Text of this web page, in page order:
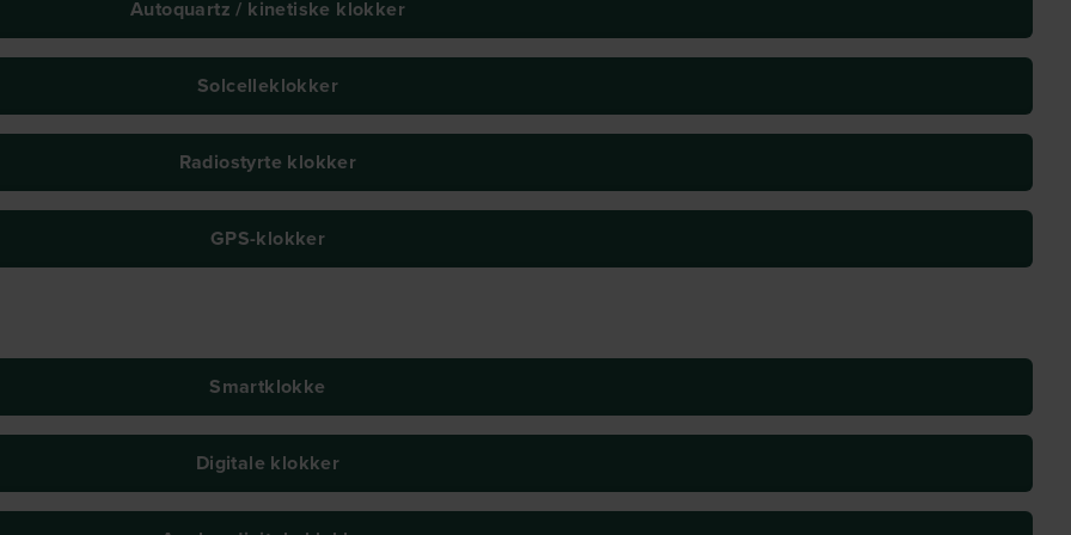
Autoquartz / kinetiske klokker
Solcelleklokker
Radiostyrte klokker
GPS-klokker
Smartklokke
Digitale klokker